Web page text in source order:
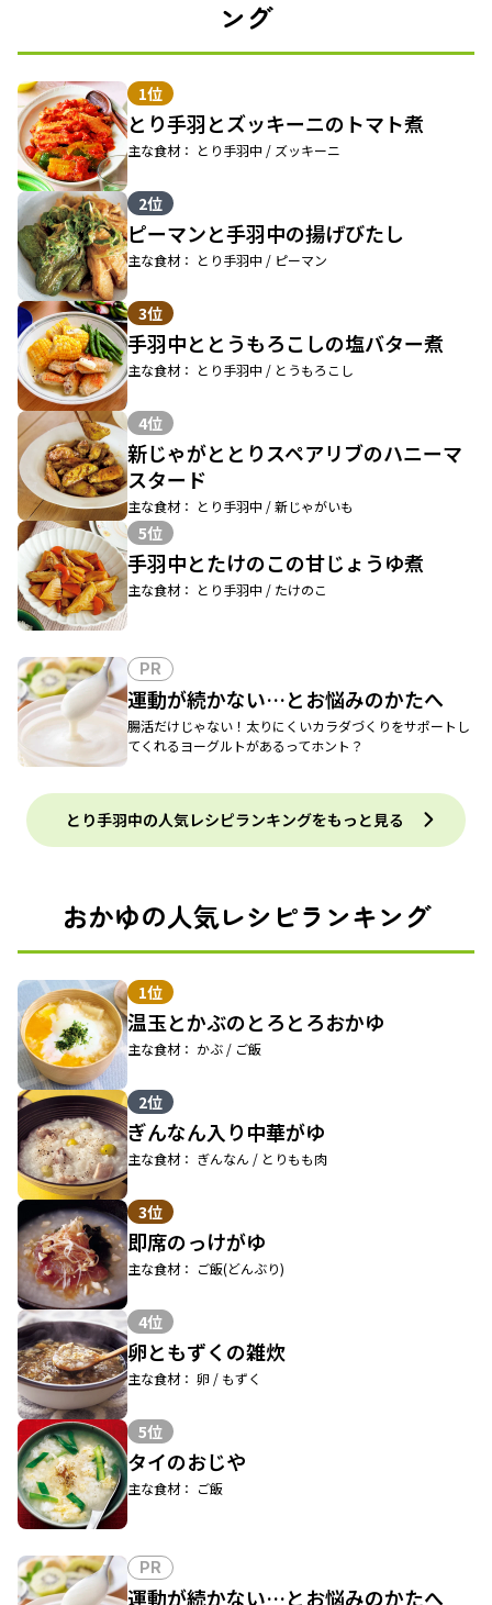
ング
1位
とり手羽とズッキーニのトマト煮
主な食材： とり手羽中 / ズッキーニ
2位
ピーマンと手羽中の揚げびたし
主な食材： とり手羽中 / ピーマン
3位
手羽中ととうもろこしの塩バター煮
主な食材： とり手羽中 / とうもろこし
4位
新じゃがととりスペアリブのハニーマ
スタード
主な食材： とり手羽中 / 新じゃがいも
5位
手羽中とたけのこの甘じょうゆ煮
主な食材： とり手羽中 / たけのこ
PR
運動が続かない…とお悩みのかたへ
腸活だけじゃない！太りにくいカラダづくりをサポートし
てくれるヨーグルトがあるってホント？
とり手羽中の人気レシピランキングをもっと見る
おかゆの人気レシピランキング
1位
温玉とかぶのとろとろおかゆ
主な食材： かぶ / ご飯
2位
ぎんなん入り中華がゆ
主な食材： ぎんなん / とりもも肉
3位
即席のっけがゆ
主な食材： ご飯(どんぶり)
4位
卵ともずくの雑炊
主な食材： 卵 / もずく
5位
タイのおじや
主な食材： ご飯
PR
運動が続かない…とお悩みのかたへ